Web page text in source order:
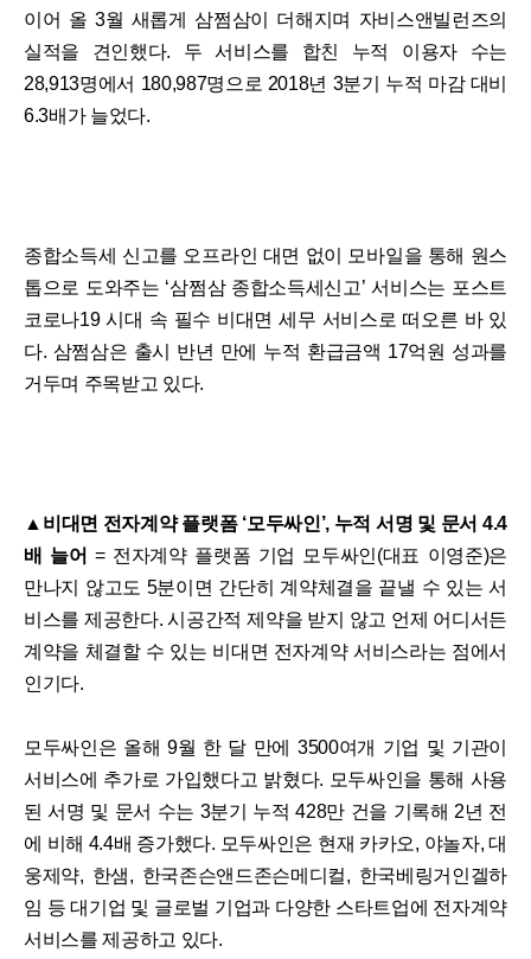
이어 올 3월 새롭게 삼쩜삼이 더해지며 자비스앤빌런즈의
실적을 견인했다. 두 서비스를 합친 누적 이용자 수는
28,913명에서 180,987명으로 2018년 3분기 누적 마감 대비
6.3배가 늘었다.
종합소득세 신고를 오프라인 대면 없이 모바일을 통해 원스
톱으로 도와주는 ‘삼쩜삼 종합소득세신고’ 서비스는 포스트
코로나19 시대 속 필수 비대면 세무 서비스로 떠오른 바 있
다. 삼쩜삼은 출시 반년 만에 누적 환급금액 17억원 성과를
거두며 주목받고 있다.
▲비대면 전자계약 플랫폼 ‘모두싸인’, 누적 서명 및 문서 4.4
배 늘어 = 전자계약 플랫폼 기업 모두싸인(대표 이영준)은
만나지 않고도 5분이면 간단히 계약체결을 끝낼 수 있는 서
비스를 제공한다. 시공간적 제약을 받지 않고 언제 어디서든
계약을 체결할 수 있는 비대면 전자계약 서비스라는 점에서
인기다.
모두싸인은 올해 9월 한 달 만에 3500여개 기업 및 기관이
서비스에 추가로 가입했다고 밝혔다. 모두싸인을 통해 사용
된 서명 및 문서 수는 3분기 누적 428만 건을 기록해 2년 전
에 비해 4.4배 증가했다. 모두싸인은 현재 카카오, 야놀자, 대
웅제약, 한샘, 한국존슨앤드존슨메디컬, 한국베링거인겔하
임 등 대기업 및 글로벌 기업과 다양한 스타트업에 전자계약
서비스를 제공하고 있다.